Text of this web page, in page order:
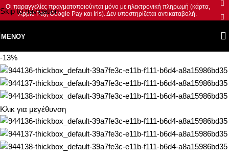
Skip to navigation
Skip to main content
Οι παραγγελίες πραγματοποιούνται μόνο με ηλεκτρονική πληρωμή (κάρτα,
Apple Pay, Google Pay και Iris). Δεν υποστηρίζεται αντικαταβολή.
ΜΕΝΟΎ
-13%
Κλικ για μεγέθυνση